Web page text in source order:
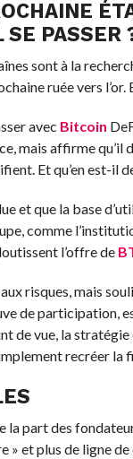
SE PASSER
sont à la
ruée vers
avec Bitcoin
mais affirme qu’il
Et qu’en est-il
et que la base
comme
l’offre de
risques, mais
de participation,
de vue, la
recréer la
la part des
» et plus de ligne